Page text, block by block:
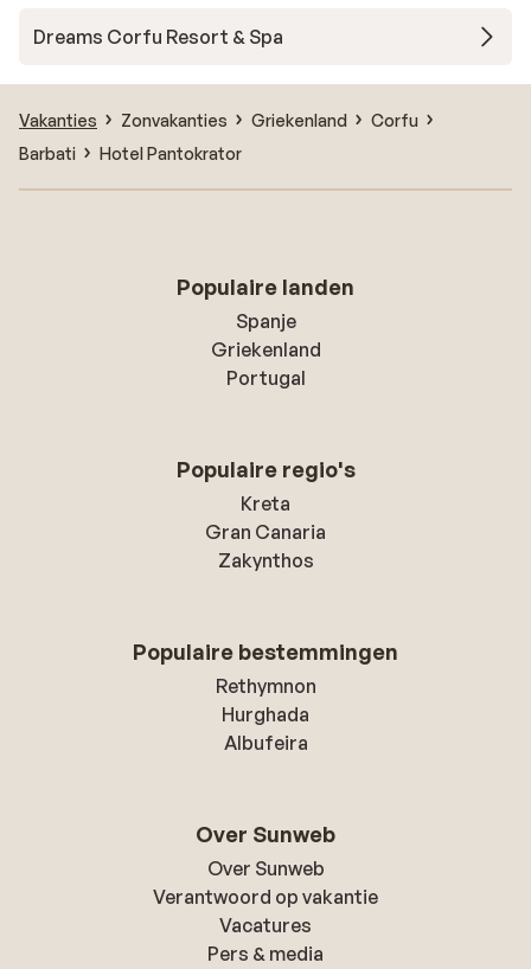
Dreams Corfu Resort & Spa
Vakanties Zonvakanties Griekenland
Corfu
Barbati
Hotel Pantokrator
Populaire landen
Spanje
Griekenland
Portugal
Populaire regio's
Kreta
Gran Canaria
Zakynthos
Populaire bestemmingen
Rethymnon
Hurghada
Albufeira
Over Sunweb
Over Sunweb
Verantwoord op vakantie
Vacatures
Pers & media